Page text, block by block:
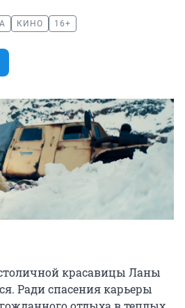
КИНО 16+
красавицы Ланы
Ради спасения карьеры